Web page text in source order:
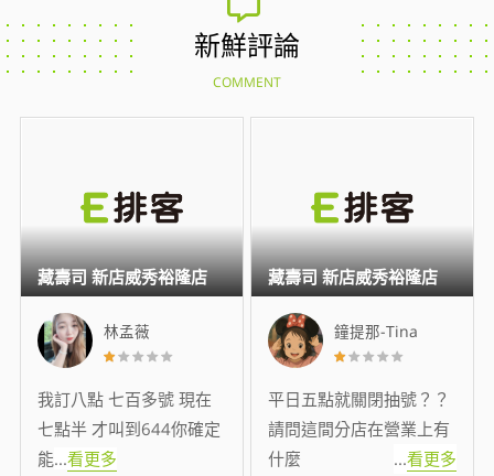
新鮮評論
COMMENT
林孟薇
我訂八點 七百多號 現在
七點半 才叫到644你確定
能...看更多
藏壽司 新店威秀裕隆店
鐘提那-Tina
平日五點就關閉抽號？？
請問這間分店在營業上有
什麼
...看更多
藏壽司 新店威秀裕隆店